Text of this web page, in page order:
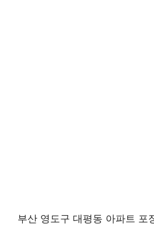
부산 영도구 대평동 아파트 포